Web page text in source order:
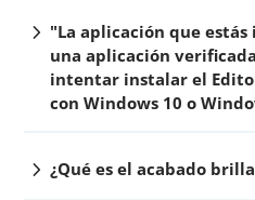
chevron_right "La aplicación que
una aplicación
intentar instalar el
con Windows 10 o
chevron_right¿Qué es el acabado